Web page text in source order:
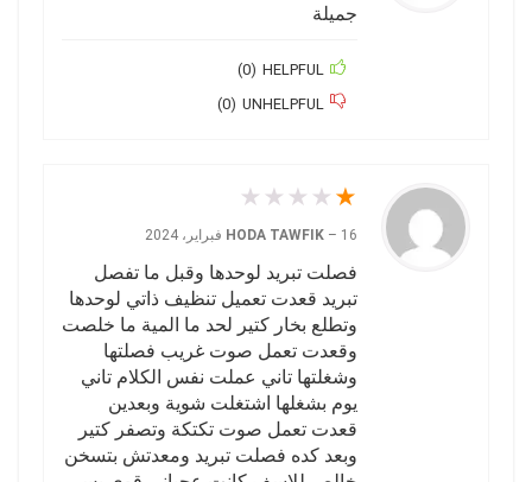
جميلة
HELPFUL
(
0
)
UNHELPFUL
(
0
)
★
★
★
★
★
HODA TAWFIK – 16 فبراير، 2024
فصلت تبريد لوحدها وقبل ما تفصل
تبريد قعدت تعميل تنظيف ذاتي لوحدها
وتطلع بخار كتير لحد ما المية ما خلصت
وقعدت تعمل صوت غريب فصلتها
وشغلتها تاني عملت نفس الكلام تاني
يوم بشغلها اشتغلت شوية وبعدين
قعدت تعمل صوت تكتكة وتصفر كتير
وبعد كده فصلت تبريد ومعدتش بتسخن